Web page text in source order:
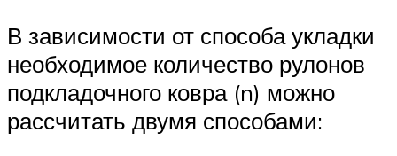
В зависимости от способа укладки
необходимое количество рулонов
подкладочного ковра (n) можно
рассчитать двумя способами: